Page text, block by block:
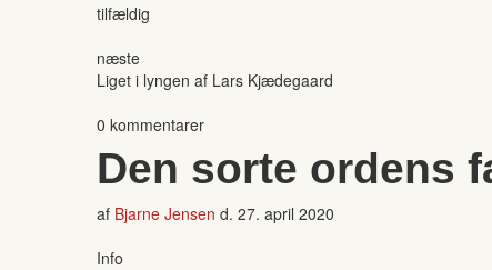
tilfældig
næste
Liget i lyngen af Lars Kjædegaard
0 kommentarer
Den sorte ordens
af Bjarne Jensen d. 27. april 2020
Info